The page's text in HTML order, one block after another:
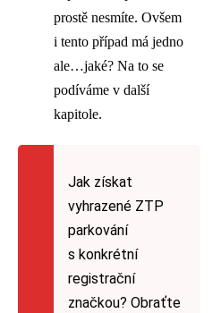
prostě nesmíte. Ovšem
i tento případ má jedno
ale…jaké? Na to se
podíváme v další
kapitole.
Jak získat
vyhrazené ZTP
parkování
s konkrétní
registrační
značkou? Obraťte